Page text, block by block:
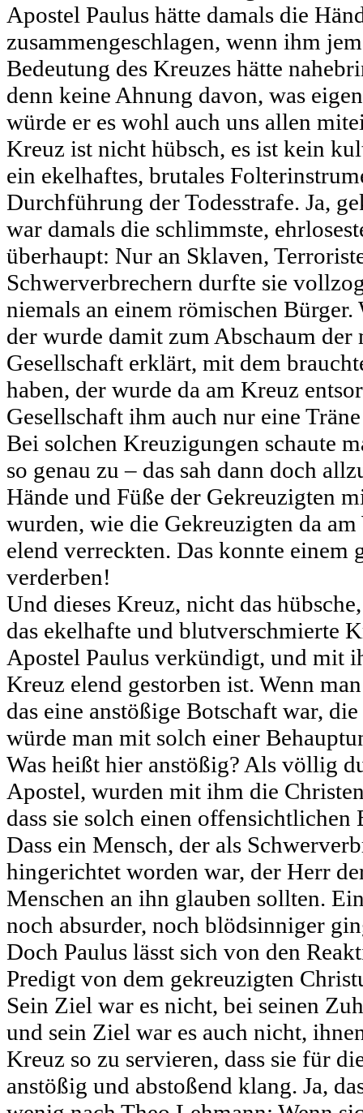
Apostel Paulus hätte damals die
zusammengeschlagen, wenn ihm
Bedeutung des Kreuzes hätte
denn keine Ahnung davon, was
würde er es wohl auch uns allen
Kreuz ist nicht hübsch, es ist kein
ein ekelhaftes, brutales
Durchführung der Todesstrafe. Ja,
war damals die schlimmste,
überhaupt: Nur an Sklaven,
Schwerverbrechern durfte sie
niemals an einem römischen
der wurde damit zum Abschaum der
Gesellschaft erklärt, mit dem
haben, der wurde da am Kreuz
Gesellschaft ihm auch nur eine
Bei solchen Kreuzigungen schaute
so genau zu – das sah dann doch
Hände und Füße der Gekreuzigten
wurden, wie die Gekreuzigten da
elend verreckten. Das konnte einem
verderben!
Und dieses Kreuz, nicht das
das ekelhafte und blutverschmierte
Apostel Paulus verkündigt, und mit
Kreuz elend gestorben ist. Wenn
das eine anstößige Botschaft war,
würde man mit solch einer
Was heißt hier anstößig? Als völlig
Apostel, wurden mit ihm die
dass sie solch einen
Dass ein Mensch, der als
hingerichtet worden war, der Herr
Menschen an ihn glauben sollten.
noch absurder, noch blödsinniger
Doch Paulus lässt sich von den
Predigt von dem gekreuzigten
Sein Ziel war es nicht, bei seinen
und sein Ziel war es auch nicht,
Kreuz so zu servieren, dass sie für
anstößig und abstoßend klang. Ja,